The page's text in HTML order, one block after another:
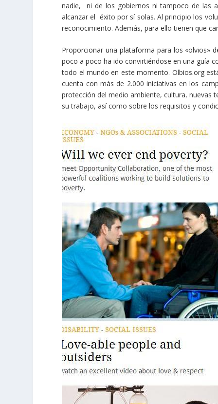
nadie, ni de los gobiernos ni tampoco de las
alcanzar el éxito por sí solas. Al principio los
reconocimiento. Además, para ello tienen que
Proporcionar una plataforma para los
poco a poco ha ido convirtiéndose en una guía
todo el mundo en este momento. Olbios.org
cuenta con más de 2.000 iniciativas en los
protección del medio ambiente, cultura, nuevas
su trabajo, así como sobre los requisitos y